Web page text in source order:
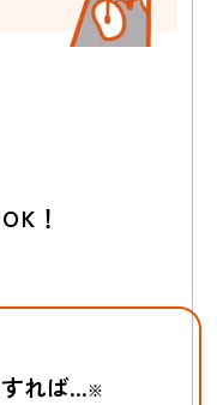
でキズをつけた
！
れば...※